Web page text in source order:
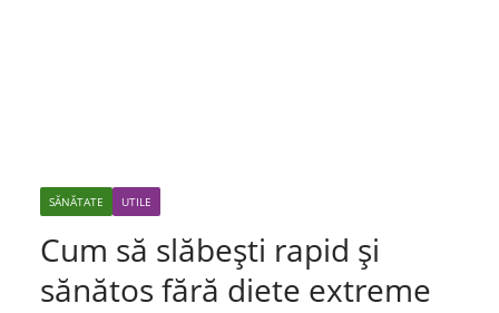
SĂNĂTATE UTILE
Cum să slăbești rapid și
sănătos fără diete extreme